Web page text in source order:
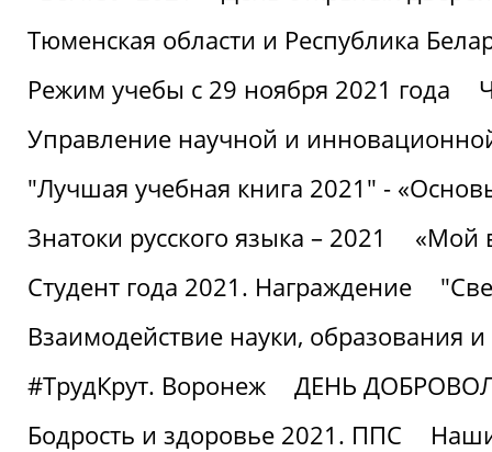
Тюменская области и Республика
Режим учебы с 29 ноября 2021 года
Управление научной и
"Лучшая учебная книга 2021" -
Знатоки русского языка – 2021
«Мой
Студент года 2021. Награждение
Взаимодействие науки, образования и
#ТрудКрут. Воронеж
ДЕНЬ
Бодрость и здоровье 2021. ППС